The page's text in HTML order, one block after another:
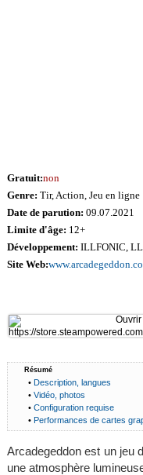
Gratuit:non
Genre: Tir, Action, Jeu en ligne
Date de parution: 09.07.2021
Limite d'âge: 12+
Développement: ILLFONIC,
Site Web:
Résumé
•Description, langues
•Vidéo, photos
•Configuration requise
•Performances de cartes
Arcadegeddon est un jeu
une atmosphère